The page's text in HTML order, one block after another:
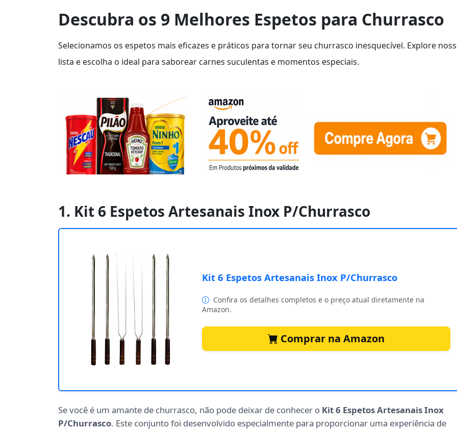
Descubra os 9 Melhores Espetos para Churrasco
Selecionamos os espetos mais eficazes e práticos para tornar seu churrasco inesquecível. Explore
lista e escolha o ideal para saborear carnes suculentas e momentos especiais.
1. Kit 6 Espetos Artesanais Inox P/Churrasco
Kit 6 Espetos Artesanais Inox P/Churrasco
Confira os detalhes completos e o preço atual diretamente na
Amazon.
Comprar na Amazon
Se você é um amante de churrasco, não pode deixar de conhecer o Kit 6 Espetos Artesanais Inox
P/Churrasco. Este conjunto foi desenvolvido especialmente para proporcionar uma experiência de